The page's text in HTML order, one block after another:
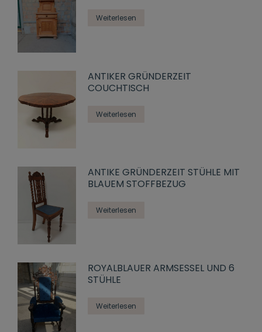
Weiterlesen
ANTIKER GRÜNDERZEIT
COUCHTISCH
Weiterlesen
ANTIKE GRÜNDERZEIT STÜHLE MIT
BLAUEM STOFFBEZUG
Weiterlesen
ROYALBLAUER ARMSESSEL UND 6
STÜHLE
Weiterlesen